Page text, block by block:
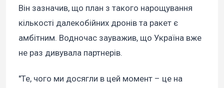
Він зазначив, що план з такого нарощування
кількості далекобійних дронів та ракет є
амбітним. Водночас зауважив, що Україна вже
не раз дивувала партнерів.
"Те, чого ми досягли в цей момент – це на